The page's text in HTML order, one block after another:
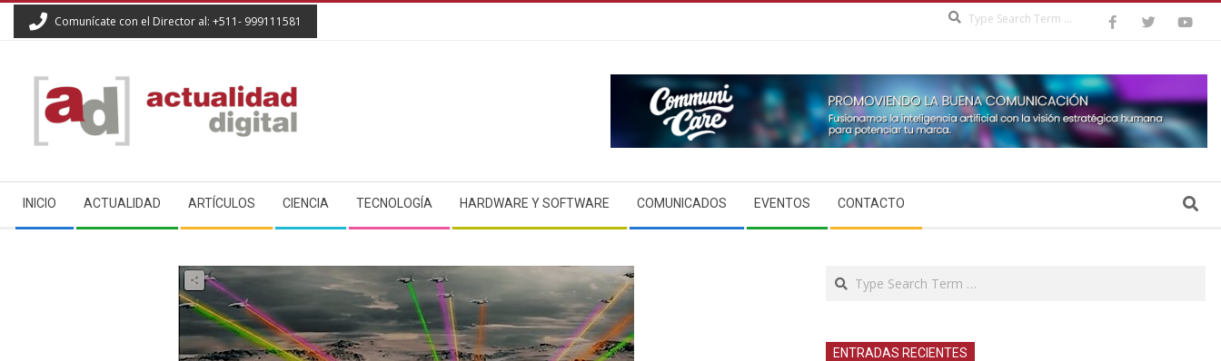
Comunícate con el Director al: +511- 999111581
ACTUALIDAD
DIGITAL
Navigation
Menu
INICIO ACTUALIDAD ARTÍCULOS CIENCIA TECNOLOGÍA HARDWARE Y SOFTWARE COMUNICADOS EVENTOS CONTACTO Search
Search
ENTRADAS RECIENTES